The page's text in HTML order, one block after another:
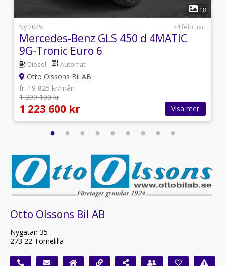
18
Ny 2025
24 februari
Mercedes-Benz GLS 450 d 4MATIC
9G-Tronic Euro 6
Diesel Automat
Otto Olssons Bil AB
fr. 19 825 kr/mån
1 399 100 kr
1 223 600 kr Visa mer
Otto Olssons Bil AB
Nygatan 35
273 22 Tomelilla